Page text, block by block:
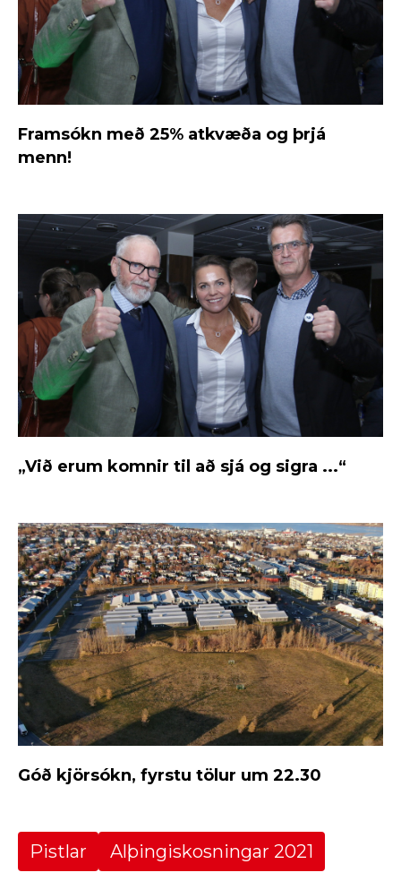
Framsókn með 25% atkvæða og þrjá
menn!
„Við erum komnir til að sjá og sigra ...“
Góð kjörsókn, fyrstu tölur um 22.30
Pistlar Alþingiskosningar 2021